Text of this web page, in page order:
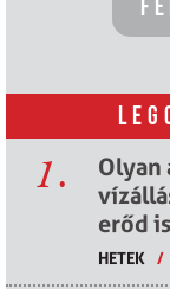
1.
Olyan
erőd
HETEK /